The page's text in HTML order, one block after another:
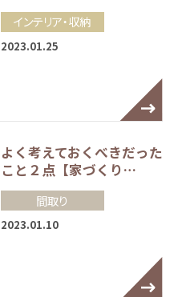
インテリア・収納
2023.01.25
よく考えておくべきだった
こと２点【家づくり…
間取り
2023.01.10